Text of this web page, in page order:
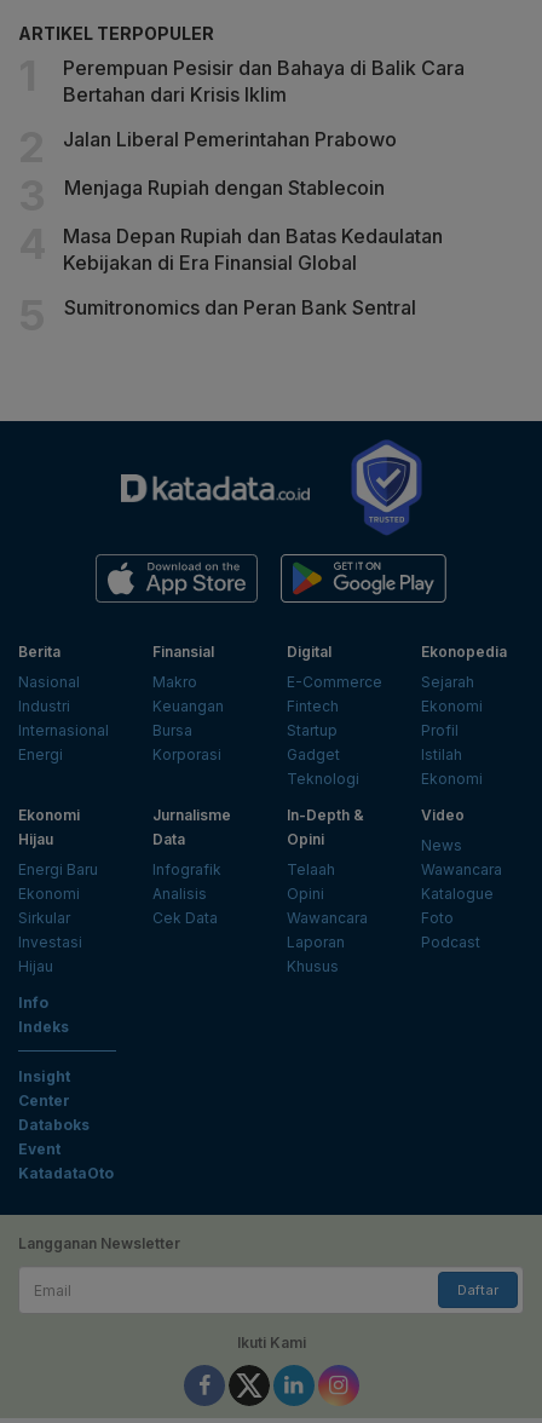
ARTIKEL TERPOPULER
Perempuan Pesisir dan Bahaya di Balik Cara
Bertahan dari Krisis Iklim
Jalan Liberal Pemerintahan Prabowo
Menjaga Rupiah dengan Stablecoin
Masa Depan Rupiah dan Batas Kedaulatan
Kebijakan di Era Finansial Global
Sumitronomics dan Peran Bank Sentral
Berita
Nasional
Industri
Internasional
Energi
Finansial
Makro
Keuangan
Bursa
Korporasi
Digital
E-Commerce
Fintech
Startup
Gadget
Teknologi
Ekonopedia
Sejarah
Ekonomi
Profil
Istilah
Ekonomi
Ekonomi
Hijau
Energi Baru
Ekonomi
Sirkular
Investasi
Hijau
Jurnalisme
Data
Infografik
Analisis
Cek Data
In-Depth &
Opini
Telaah
Opini
Wawancara
Laporan
Khusus
Video
News
Wawancara
Katalogue
Foto
Podcast
Info
Indeks
Insight
Center
Databoks
Event
KatadataOto
Langganan Newsletter
Daftar
Ikuti Kami